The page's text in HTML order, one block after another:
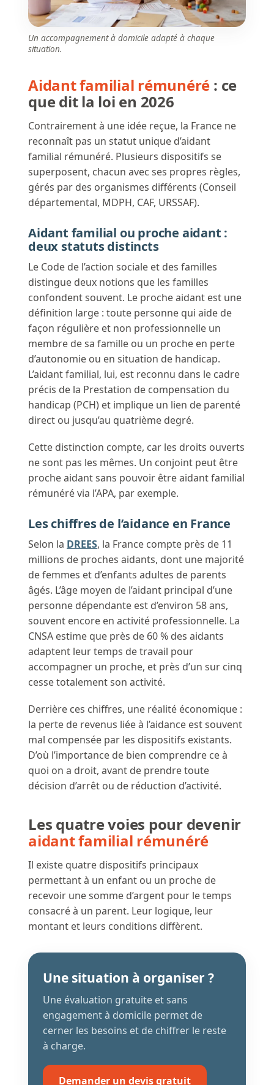
Un accompagnement à domicile adapté à chaque
situation.
Aidant familial rémunéré : ce
que dit la loi en 2026
Contrairement à une idée reçue, la France ne
reconnaît pas un statut unique d’aidant
familial rémunéré. Plusieurs dispositifs se
superposent, chacun avec ses propres règles,
gérés par des organismes différents (Conseil
départemental, MDPH, CAF, URSSAF).
Aidant familial ou proche aidant :
deux statuts distincts
Le Code de l’action sociale et des familles
distingue deux notions que les familles
confondent souvent. Le proche aidant est une
définition large : toute personne qui aide de
façon régulière et non professionnelle un
membre de sa famille ou un proche en perte
d’autonomie ou en situation de handicap.
L’aidant familial, lui, est reconnu dans le cadre
précis de la Prestation de compensation du
handicap (PCH) et implique un lien de parenté
direct ou jusqu’au quatrième degré.
Cette distinction compte, car les droits ouverts
ne sont pas les mêmes. Un conjoint peut être
proche aidant sans pouvoir être aidant familial
rémunéré via l’APA, par exemple.
Les chiffres de l’aidance en France
Selon la DREES, la France compte près de 11
millions de proches aidants, dont une majorité
de femmes et d’enfants adultes de parents
âgés. L’âge moyen de l’aidant principal d’une
personne dépendante est d’environ 58 ans,
souvent encore en activité professionnelle. La
CNSA estime que près de 60 % des aidants
adaptent leur temps de travail pour
accompagner un proche, et près d’un sur cinq
cesse totalement son activité.
Derrière ces chiffres, une réalité économique :
la perte de revenus liée à l’aidance est souvent
mal compensée par les dispositifs existants.
D’où l’importance de bien comprendre ce à
quoi on a droit, avant de prendre toute
décision d’arrêt ou de réduction d’activité.
Les quatre voies pour devenir
aidant familial rémunéré
Il existe quatre dispositifs principaux
permettant à un enfant ou un proche de
recevoir une somme d’argent pour le temps
consacré à un parent. Leur logique, leur
montant et leurs conditions diffèrent.
Une situation à organiser ?
Une évaluation gratuite et sans
engagement à domicile permet de
cerner les besoins et de chiffrer le reste
à charge.
Demander un devis gratuit